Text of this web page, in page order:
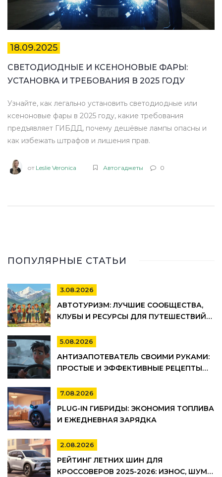
18.09.2025
СВЕТОДИОДНЫЕ И КСЕНОНОВЫЕ ФАРЫ:
УСТАНОВКА И ТРЕБОВАНИЯ В 2025 ГОДУ
Узнайте, как легально установить светодиодные или
ксеноновые фары в 2025 году, какие требования
предъявляет ГИБДД, почему дешёвые лампы опасны и
как избежать штрафов и лишения прав.
от Leslie Veronica Автогаджеты 0
ПОПУЛЯРНЫЕ СТАТЬИ
3.08.2026
АВТОТУРИЗМ: ЛУЧШИЕ СООБЩЕСТВА,
КЛУБЫ И РЕСУРСЫ ДЛЯ ПУТЕШЕСТВИЙ
5.08.2026
АНТИЗАПОТЕВАТЕЛЬ СВОИМИ РУКАМИ:
ПРОСТЫЕ И ЭФФЕКТИВНЫЕ РЕЦЕПТЫ
7.08.2026
PLUG-IN ГИБРИДЫ: ЭКОНОМИЯ ТОПЛИВА
И ЕЖЕДНЕВНАЯ ЗАРЯДКА
2.08.2026
РЕЙТИНГ ЛЕТНИХ ШИН ДЛЯ
КРОССОВЕРОВ 2025-2026: ИЗНОС, ШУМ И